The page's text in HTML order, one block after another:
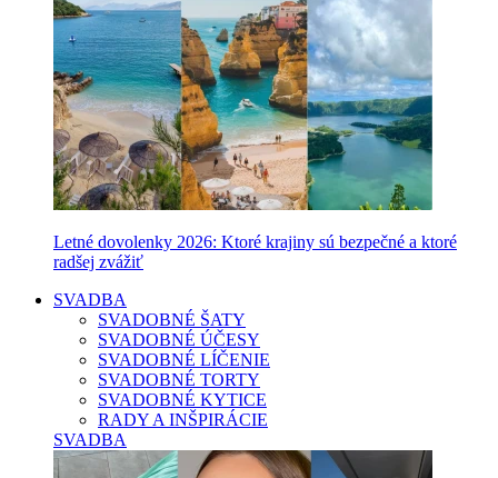
Letné dovolenky 2026: Ktoré krajiny sú bezpečné a ktoré
radšej zvážiť
SVADBA
SVADOBNÉ ŠATY
SVADOBNÉ ÚČESY
SVADOBNÉ LÍČENIE
SVADOBNÉ TORTY
SVADOBNÉ KYTICE
RADY A INŠPIRÁCIE
SVADBA